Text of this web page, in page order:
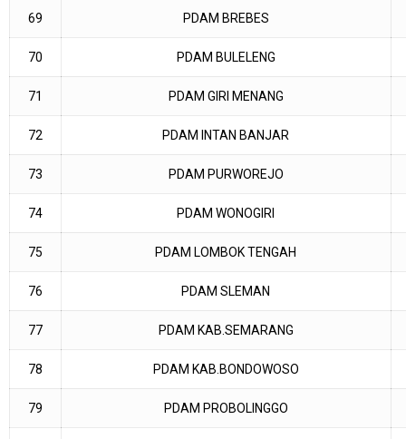
69 PDAM BREBES
70 PDAM BULELENG
71 PDAM GIRI MENANG
72 PDAM INTAN BANJAR
73 PDAM PURWOREJO
74 PDAM WONOGIRI
75 PDAM LOMBOK TENGAH
76 PDAM SLEMAN
77 PDAM KAB.SEMARANG
78 PDAM KAB.BONDOWOSO
79 PDAM PROBOLINGGO